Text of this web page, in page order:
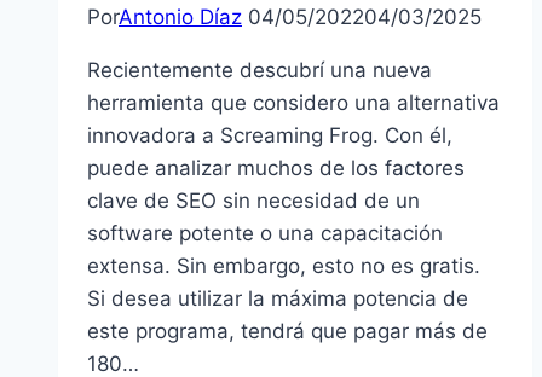
PorAntonio Díaz 04/05/202204/03/2025
Recientemente descubrí una nueva
herramienta que considero una alternativa
innovadora a Screaming Frog. Con él,
puede analizar muchos de los factores
clave de SEO sin necesidad de un
software potente o una capacitación
extensa. Sin embargo, esto no es gratis.
Si desea utilizar la máxima potencia de
este programa, tendrá que pagar más de
180…